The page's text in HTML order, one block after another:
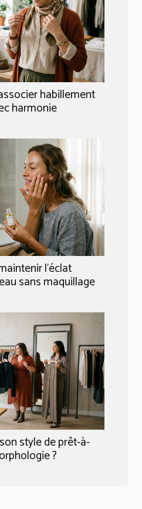
habillement
harmonie
l'éclat
sans maquillage
style de prêt-à-
?